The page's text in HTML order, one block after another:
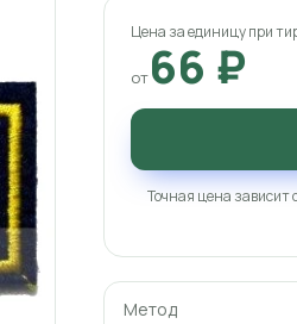
Цена за единицу при
от66 ₽
Точная цена
Метод